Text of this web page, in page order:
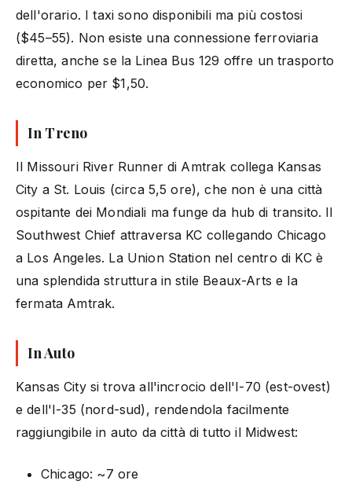
dell'orario. I taxi sono disponibili ma più costosi
($45–55). Non esiste una connessione ferroviaria
diretta, anche se la Linea Bus 129 offre un trasporto
economico per $1,50.
In Treno
Il Missouri River Runner di Amtrak collega Kansas
City a St. Louis (circa 5,5 ore), che non è una città
ospitante dei Mondiali ma funge da hub di transito. Il
Southwest Chief attraversa KC collegando Chicago
a Los Angeles. La Union Station nel centro di KC è
una splendida struttura in stile Beaux-Arts e la
fermata Amtrak.
In Auto
Kansas City si trova all'incrocio dell'I-70 (est-ovest)
e dell'I-35 (nord-sud), rendendola facilmente
raggiungibile in auto da città di tutto il Midwest:
Chicago: ~7 ore